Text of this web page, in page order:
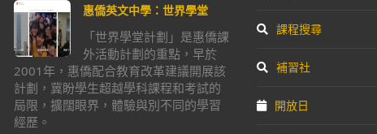
惠僑英文中學：世界學堂
「世界學堂計劃」是惠僑課
外活動計劃的重點，早於
2001年，惠僑配合教育改革建議開展該
計劃，冀盼學生超越學科課程和考試的
局限，擴闊眼界，體驗與別不同的學習
經歷。
課程搜尋
補習社
開放日